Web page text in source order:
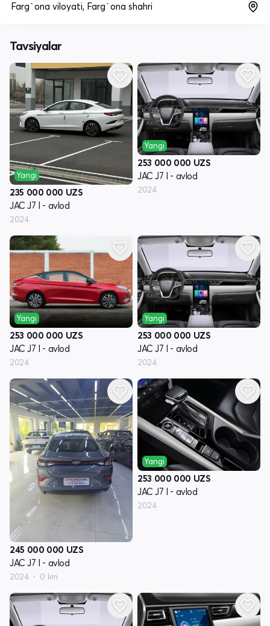
Farg`ona viloyati, Farg`ona shahri
Tavsiyalar
Yangi
235 000 000 UZS
JAC J7 I - avlod
2024
Yangi
253 000 000 UZS
JAC J7 I - avlod
2024
Yangi
253 000 000 UZS
JAC J7 I - avlod
2024
Yangi
253 000 000 UZS
JAC J7 I - avlod
2024
245 000 000 UZS
JAC J7 I - avlod
2024 0 km
Yangi
253 000 000 UZS
JAC J7 I - avlod
2024